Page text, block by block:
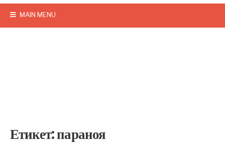
MAIN MENU
Етикет:параноя